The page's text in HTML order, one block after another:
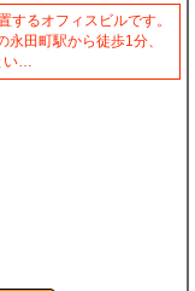
るオフィスビルです。
田町駅から徒歩1分、
い…